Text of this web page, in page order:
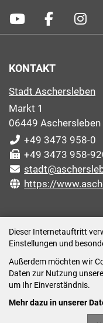
Dieser Internetauftritt
Einstellungen und
Außerdem möchten wir
Daten zur Nutzung
um Ihr Einverständnis.
Mehr dazu in unserer
KONTAKT
Stadt Aschersleben
Markt 1
06449 Aschersleben
+49 3473 958-0
+49 3473 958-
https://
Montag: 09:00-
Dienstag: 09:00-
Mittwoch: 09:00 -
Donnerstag: 09:00-